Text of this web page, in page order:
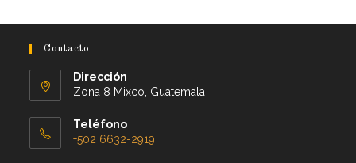
Contacto
Dirección
Zona 8 Mixco, Guatemala
Teléfono
+502 6632-2919